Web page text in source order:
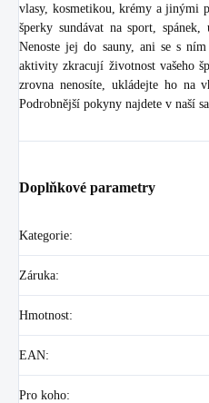
vlasy, kosmetikou, krémy a jinými
šperky sundávat na sport,
Nenoste jej do sauny, ani se s
aktivity zkracují životnost vašeho
zrovna nenosíte, ukládejte ho na
Podrobnější pokyny najdete v naší
Doplňkové parametry
Kategorie:
Záruka:
Hmotnost:
EAN:
Pro koho: